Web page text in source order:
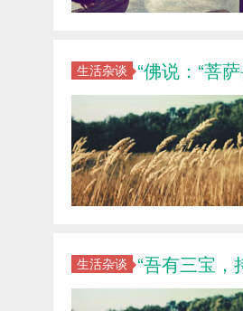
生活杂谈 “佛说：“菩
生活杂谈 “吾有三宝，